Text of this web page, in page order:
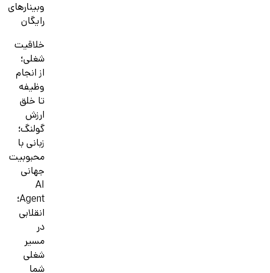
وبینارهای
رایگان
خلاقیت
شغلی؛
از انجام
وظیفه
تا خلق
ارزش
گولنگ؛
زبانی با
محبوبیت
جهانی
AI
Agent؛
انقلابی
در
مسیر
شغلی